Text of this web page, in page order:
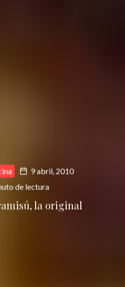
9 abril, 2010
de lectura
la original